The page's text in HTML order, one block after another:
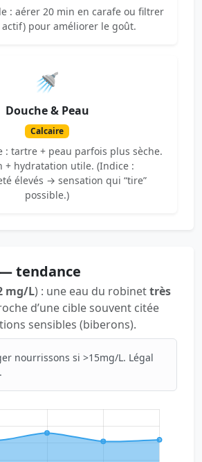
: aérer 20 min en carafe ou filtrer
pour améliorer le goût.
🚿
Douche & Peau
Calcaire
: tartre + peau parfois plus sèche.
+ hydratation utile. (Indice :
élevés → sensation qui “tire”
possible.)
tendance
mg/L) : une eau du robinettrès
d’une cible souvent citée
sensibles (biberons).
nourrissons si >15mg/L. Légal